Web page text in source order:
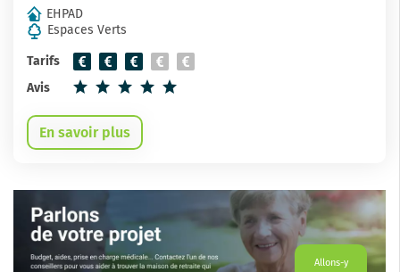
EHPAD
Espaces Verts
Tarifs
Avis
En savoir plus
Allons-y